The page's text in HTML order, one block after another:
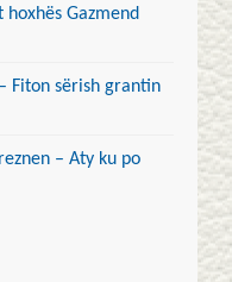
Gazmend
Fiton sërish grantin
– Aty ku po